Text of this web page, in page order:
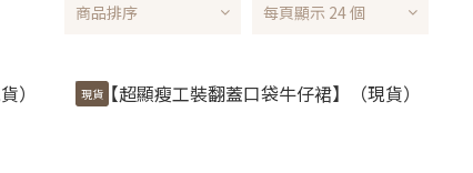
商品排序 每頁顯示 24 個
現貨